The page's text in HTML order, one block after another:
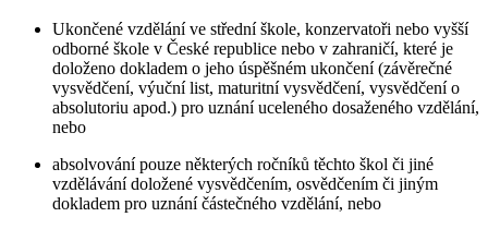
Ukončené vzdělání ve střední škole, konzervatoři nebo vyšší
odborné škole v České republice nebo v zahraničí, které je
doloženo dokladem o jeho úspěšném ukončení (závěrečné
vysvědčení, výuční list, maturitní vysvědčení, vysvědčení o
absolutoriu apod.) pro uznání uceleného dosaženého vzdělání,
nebo
absolvování pouze některých ročníků těchto škol či jiné
vzdělávání doložené vysvědčením, osvědčením či jiným
dokladem pro uznání částečného vzdělání, nebo